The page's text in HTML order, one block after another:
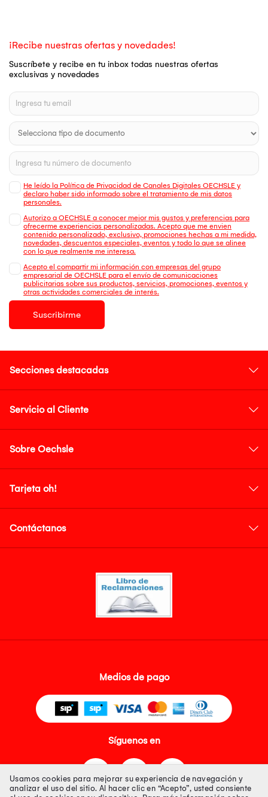
¡Recibe nuestras ofertas y novedades!
Suscríbete y recibe en tu inbox todas nuestras ofertas
exclusivas y novedades
He leído la Política de Privacidad de Canales Digitales OECHSLE y
declaro haber sido informado sobre el tratamiento de mis datos
personales.
Autorizo a OECHSLE a conocer mejor mis gustos y preferencias para
ofrecerme experiencias personalizadas. Acepto que me envien
contenido personalizado, exclusivo, promociones hechas a mi medida,
novedades, descuentos especiales, eventos y todo lo que se alinee
con lo que realmente me interesa.
Acepto el compartir mi información con empresas del grupo
empresarial de OECHSLE para el envío de comunicaciones
publicitarias sobre sus productos, servicios, promociones, eventos y
otras actividades comerciales de interés.
Suscribirme
Secciones destacadas
Servicio al Cliente
Sobre Oechsle
Tarjeta oh!
Contáctanos
Medios de pago
Síguenos en
Usamos cookies para mejorar su experiencia de navegación y
analizar el uso del sitio. Al hacer clic en “Acepto”, usted consiente